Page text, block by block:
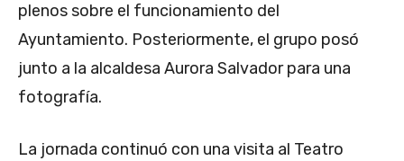
plenos sobre el funcionamiento del
Ayuntamiento. Posteriormente, el grupo posó
junto a la alcaldesa Aurora Salvador para una
fotografía.
La jornada continuó con una visita al Teatro